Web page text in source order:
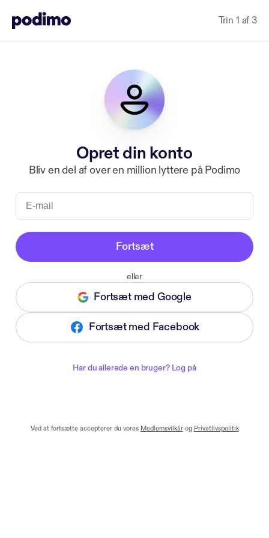
Trin 1 af 3
Opret din konto
Bliv en del af over en million lyttere på Podimo
Fortsæt
eller
Fortsæt med Google
Fortsæt med Facebook
Har du allerede en bruger? Log på
Ved at fortsætte accepterer du vores Medlemsvilkår og Privatlivspolitik